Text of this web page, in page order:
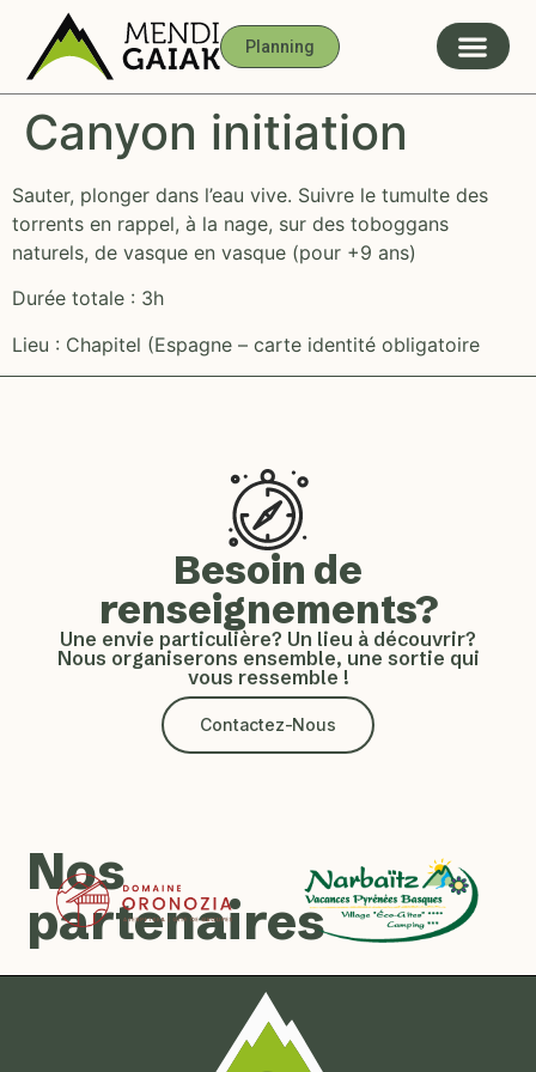
Planning
Canyon initiation
Sauter, plonger dans l’eau vive. Suivre le tumulte des
torrents en rappel, à la nage, sur des toboggans
naturels, de vasque en vasque (pour +9 ans)
Durée totale : 3h
Lieu : Chapitel (Espagne – carte identité obligatoire
Besoin de
renseignements?
Une envie particulière? Un lieu à découvrir?
Nous organiserons ensemble, une sortie qui
vous ressemble !
Contactez-Nous
Nos
partenaires